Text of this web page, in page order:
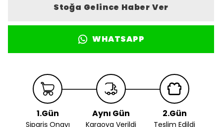
Stoğa Gelince Haber Ver
WHATSAPP
1.Gün
Sipariş Onayı
Aynı Gün
Kargoya Verildi
2.Gün
Teslim Edildi